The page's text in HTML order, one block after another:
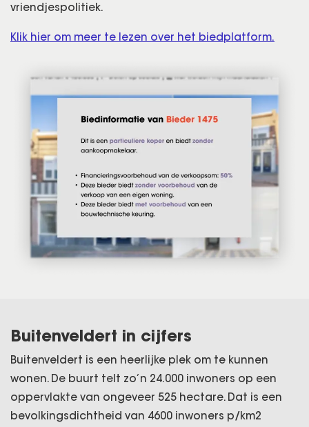
vriendjespolitiek.
Klik hier om meer te lezen over het biedplatform.
Buitenveldert in cijfers
Buitenveldert is een heerlijke plek om te kunnen
wonen. De buurt telt zo’n 24.000 inwoners op een
oppervlakte van ongeveer 525 hectare. Dat is een
bevolkingsdichtheid van 4600 inwoners p/km2